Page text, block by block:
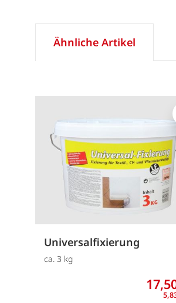
Ähnliche Artikel
Universalfixierung
ca. 3 kg